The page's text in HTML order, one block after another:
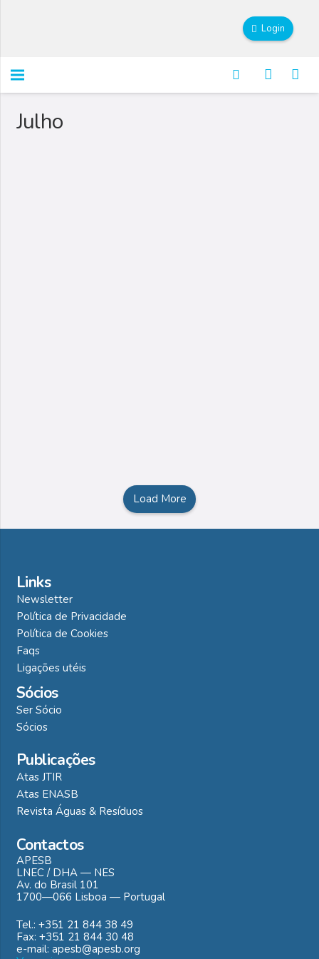
Login
Julho
Load More
Links
Newsletter
Política de Privacidade
Política de Cookies
Faqs
Ligações utéis
Sócios
Ser Sócio
Sócios
Publicações
Atas JTIR
Atas ENASB
Revista Águas & Resíduos
Contactos
APESB
LNEC / DHA — NES
Av. do Brasil 101
1700—066 Lisboa — Portugal
Tel.: +351 21 844 38 49
Fax: +351 21 844 30 48
e-mail: apesb@apesb.org